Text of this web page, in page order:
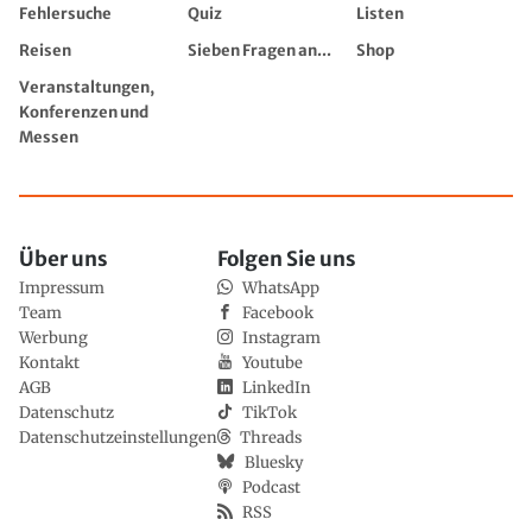
Fehlersuche Quiz
Listen
Reisen
Sieben Fragen an...
Shop
Veranstaltungen,
Konferenzen und
Messen
Über uns
Impressum
Team
Werbung
Kontakt
AGB
Datenschutz
Datenschutzeinstellungen
Folgen Sie uns
WhatsApp
Facebook
Instagram
Youtube
LinkedIn
TikTok
Threads
Bluesky
Podcast
RSS